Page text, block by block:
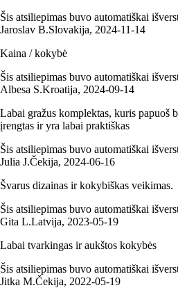
Šis atsiliepimas buvo automatiškai
Jaroslav B.Slovakija, 2024‑11‑14
Kaina / kokybė
Šis atsiliepimas buvo automatiškai
Albesa S.Kroatija, 2024‑09‑14
Labai gražus komplektas, kuris papuoš
įrengtas ir yra labai praktiškas
Šis atsiliepimas buvo automatiškai
Julia J.Čekija, 2024‑06‑16
Švarus dizainas ir kokybiškas veikimas.
Šis atsiliepimas buvo automatiškai
Gita L.Latvija, 2023‑05‑19
Labai tvarkingas ir aukštos kokybės
Šis atsiliepimas buvo automatiškai
Jitka M.Čekija, 2022‑05‑19